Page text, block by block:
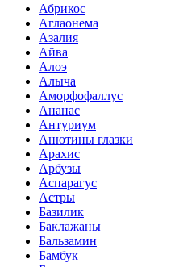
Абрикос
Аглаонема
Азалия
Айва
Алоэ
Алыча
Аморфофаллус
Ананас
Антуриум
Анютины глазки
Арахис
Арбузы
Аспарагус
Астры
Базилик
Баклажаны
Бальзамин
Бамбук